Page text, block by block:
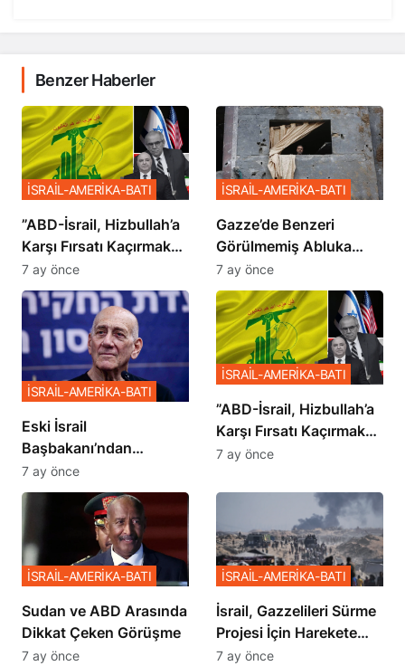
Benzer Haberler
​​​​​​​”ABD-İsrail, Hizbullah’a
Karşı Fırsatı Kaçırmak
İstemiyor”
İSRAİL-AMERİKA-BATI
7 ay önce
​​​​​​​Gazze’de Benzeri
Görülmemiş Abluka
Planı
İSRAİL-AMERİKA-BATI
7 ay önce
Eski İsrail
Başbakanı’ndan
Netanyahu’ya Ağır
Sözler
İSRAİL-AMERİKA-BATI
7 ay önce
​​​​​​​”ABD-İsrail, Hizbullah’a
Karşı Fırsatı Kaçırmak
İstemiyor”
İSRAİL-AMERİKA-BATI
7 ay önce
Sudan ve ABD Arasında
Dikkat Çeken Görüşme
İSRAİL-AMERİKA-BATI
7 ay önce
İsrail, Gazzelileri Sürme
Projesi İçin Harekete
Geçti
İSRAİL-AMERİKA-BATI
7 ay önce